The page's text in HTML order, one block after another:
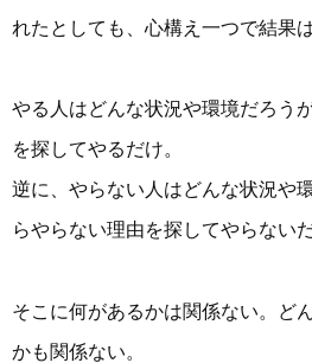
れたとしても、心構え一つで結果
やる人はどんな状況や環境だろう
を探してやるだけ。
逆に、やらない人はどんな状況や
らやらない理由を探してやらないだ
そこに何があるかは関係ない。ど
かも関係ない。